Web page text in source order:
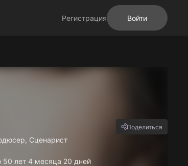
Регистрация Войти
Поделиться
Сценарист
лет 4 месяца 20 дней